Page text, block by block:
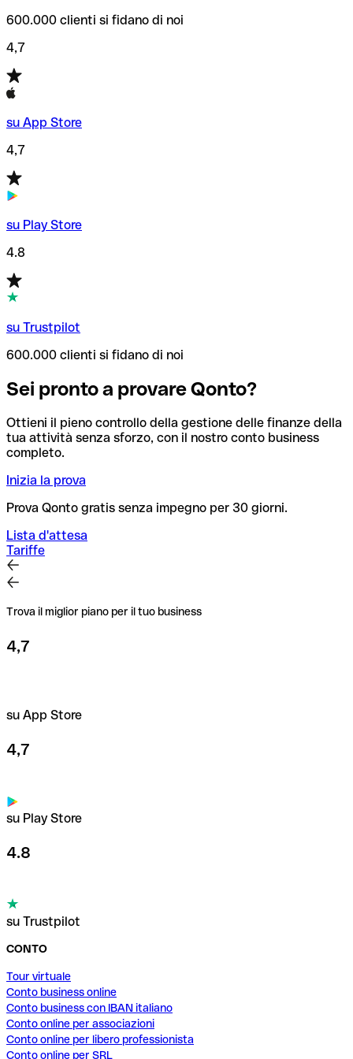
600.000 clienti si fidano di noi
4,7
su App Store
4,7
su Play Store
4.8
su Trustpilot
600.000 clienti si fidano di noi
Sei pronto a provare Qonto?
Ottieni il pieno controllo della gestione delle finanze della
tua attività senza sforzo, con il nostro conto business
completo.
Inizia la prova
Prova Qonto gratis senza impegno per 30 giorni.
Lista d'attesa
Tariffe
Trova il miglior piano per il tuo business
4,7
su App Store
4,7
su Play Store
4.8
su Trustpilot
CONTO
Tour virtuale
Conto business online
Conto business con IBAN italiano
Conto online per associazioni
Conto online per libero professionista
Conto online per SRL